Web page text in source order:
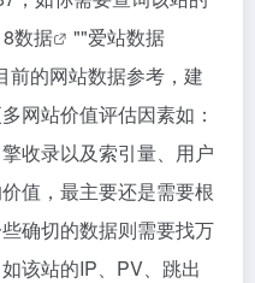
数据 ""爱站数据
前的网站数据参考，建
网站价值评估因素如：
收录以及索引量、用户
值，最主要还是需要根
确切的数据则需要找万
该站的IP、PV、跳出